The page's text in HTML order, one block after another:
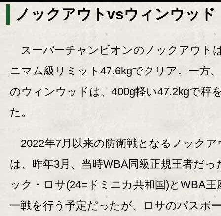
ノックアウトvsウィンウッド
スーパーチャンピオンのノックアウト
ニマム級リミット47.6kgでクリア。一方
のウィンウッドは、400g軽い47.2kgで秤
た。
2022年7月以来の防衛戦となるノックア
は、昨年3月、当時WBA同級正規王者だっ
ック・ロサ(24=ドミニカ共和国)とWBA王
一戦を行う予定だったが、ロサのパスポ